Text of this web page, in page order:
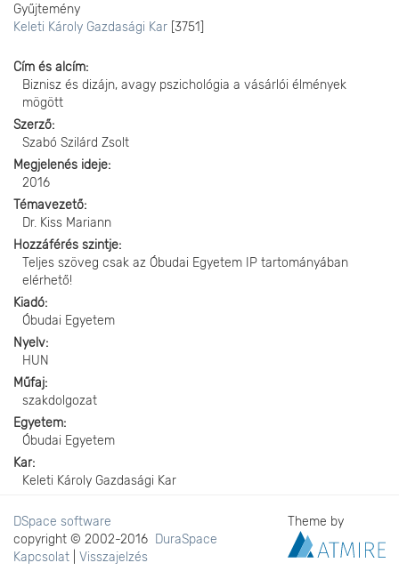
Gyűjtemény
Keleti Károly Gazdasági Kar [3751]
Cím és alcím
Biznisz és dizájn, avagy pszichológia a vásárlói élmények
mögött
Szerző
Szabó Szilárd Zsolt
Megjelenés ideje
2016
Témavezető
Dr. Kiss Mariann
Hozzáférés szintje
Teljes szöveg csak az Óbudai Egyetem IP tartományában
elérhető!
Kiadó
Óbudai Egyetem
Nyelv
HUN
Műfaj
szakdolgozat
Egyetem
Óbudai Egyetem
Kar
Keleti Károly Gazdasági Kar
DSpace software
copyright © 2002-2016 DuraSpace
Kapcsolat
Visszajelzés
Theme by